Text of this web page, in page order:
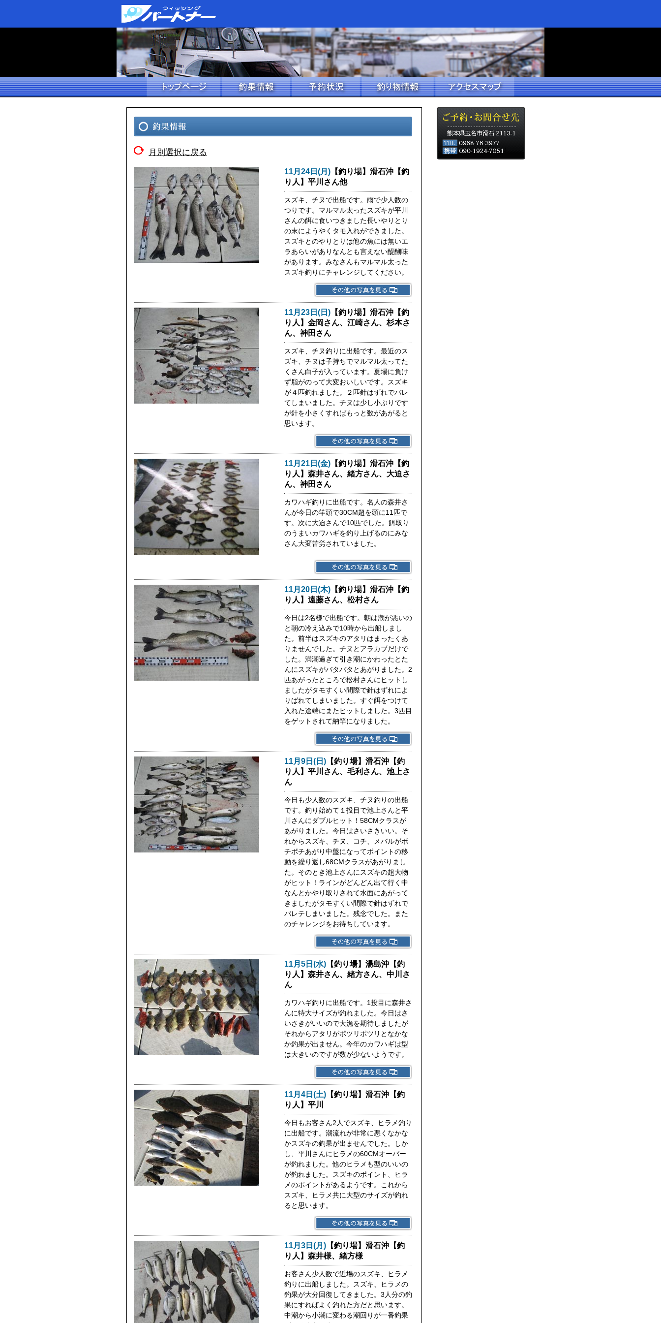
月別選択に戻る
11月24日(月) 【釣り場】滑石沖【釣
り人】平川さん他
スズキ、チヌで出船です。雨で少人数の
つりです。マルマル太ったスズキが平川
さんの餌に食いつきました長いやりとり
の末にようやくタモ入れができました。
スズキとのやりとりは他の魚には無いエ
ラあらいがありなんとも言えない醍醐味
があります。みなさんもマルマル太った
スズキ釣りにチャレンジしてください。
11月23日(日) 【釣り場】滑石沖【釣
り人】金岡さん、江崎さん、杉本さ
ん、神田さん
スズキ、チヌ釣りに出船です。最近のス
ズキ、チヌは子持ちでマルマル太ってた
くさん白子が入っています。夏場に負け
ず脂がのって大変おいしいです。スズキ
が４匹釣れました。２匹針はずれでバレ
てしまいました。チヌは少し小ぶりです
が針を小さくすればもっと数があがると
思います。
11月21日(金) 【釣り場】滑石沖【釣
り人】森井さん、緒方さん、大迫さ
ん、神田さん
カワハギ釣りに出船です。名人の森井さ
んが今日の竿頭で30CM超を頭に11匹で
す。次に大迫さんで10匹でした。餌取り
のうまいカワハギを釣り上げるのにみな
さん大変苦労されていました。
11月20日(木) 【釣り場】滑石沖【釣
り人】遠藤さん、松村さん
今日は2名様で出船です。朝は潮が悪いの
と朝の冷え込みで10時から出船しまし
た。前半はスズキのアタリはまったくあ
りませんでした。チヌとアラカブだけで
した。満潮過ぎて引き潮にかわったとた
んにスズキがバタバタとあがりました。2
匹あがったところで松村さんにヒットし
ましたがタモすくい間際で針はずれによ
りばれてしまいました。すぐ餌をつけて
入れた途端にまたヒットしました。3匹目
をゲットされて納竿になりました。
11月9日(日) 【釣り場】滑石沖【釣
り人】平川さん、毛利さん、池上さ
ん
今日も少人数のスズキ、チヌ釣りの出船
です。釣り始めて１投目で池上さんと平
川さんにダブルヒット！58CMクラスが
あがりました。今日はさいさきいい。そ
れからスズキ、チヌ、コチ、メバルがボ
チボチあがり中盤になってポイントの移
動を繰り返し68CMクラスがあがりまし
た。そのとき池上さんにスズキの超大物
がヒット！ラインがどんどん出て行く中
なんとかやり取りされて水面にあがって
きましたがタモすくい間際で針はずれで
バレテしまいました。残念でした。また
のチャレンジをお待ちしています。
11月5日(水) 【釣り場】湯島沖【釣
り人】森井さん、緒方さん、中川さ
ん
カワハギ釣りに出船です。1投目に森井さ
んに特大サイズが釣れました。今日はさ
いさきがいいので大漁を期待しましたが
それからアタリがポツリポツリとなかな
か釣果が出ません。今年のカワハギは型
は大きいのですが数が少ないようです。
11月4日(土) 【釣り場】滑石沖【釣
り人】平川
今日もお客さん2人でスズキ、ヒラメ釣り
に出船です。潮流れが非常に悪くなかな
かスズキの釣果が出ませんでした。しか
し、平川さんにヒラメの60CMオーバー
が釣れました。他のヒラメも型のいいの
が釣れました。スズキのポイント、ヒラ
メのポイントがあるようです。これから
スズキ、ヒラメ共に大型のサイズが釣れ
ると思います。
11月3日(月) 【釣り場】滑石沖【釣
り人】森井様、緒方様
お客さん少人数で近場のスズキ、ヒラメ
釣りに出船しました。スズキ、ヒラメの
釣果が大分回復してきました。3人分の釣
果にすればよく釣れた方だと思います。
中潮から小潮に変わる潮回りが一番釣果